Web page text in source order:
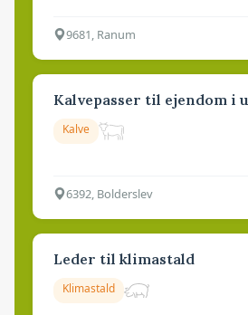
9681, Ranum
Kalvepasser til ejendom i
Kalve
6392, Bolderslev
Leder til klimastald
Klimastald